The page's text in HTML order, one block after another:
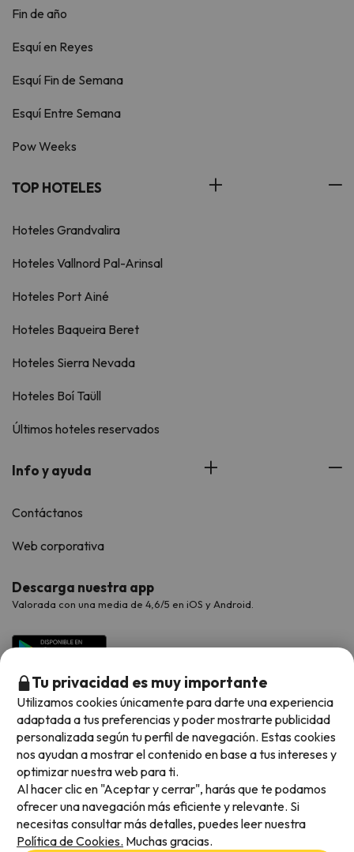
Fin de año
Esquí en Reyes
Esquí Fin de Semana
Esquí Entre Semana
Pow Weeks
TOP HOTELES
Hoteles Grandvalira
Hoteles Vallnord Pal-Arinsal
Hoteles Port Ainé
Hoteles Baqueira Beret
Hoteles Sierra Nevada
Hoteles Boí Taüll
Últimos hoteles reservados
Info y ayuda
Contáctanos
Web corporativa
Descarga nuestra app
Valorada con una media de 4,6/5 en iOS y Android.
Métodos de pago disponibles
Tu privacidad es muy importante
Utilizamos cookies únicamente para darte una experiencia
adaptada a tus preferencias y poder mostrarte publicidad
personalizada según tu perfil de navegación. Estas cookies
nos ayudan a mostrar el contenido en base a tus intereses y
optimizar nuestra web para ti.
Al hacer clic en "Aceptar y cerrar", harás que te podamos
ofrecer una navegación más eficiente y relevante. Si
necesitas consultar más detalles, puedes leer nuestra
Política de Cookies. Muchas gracias.